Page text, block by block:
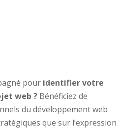
pour identifier votre
web ? Bénéficiez de
du développement web
que sur l’expression